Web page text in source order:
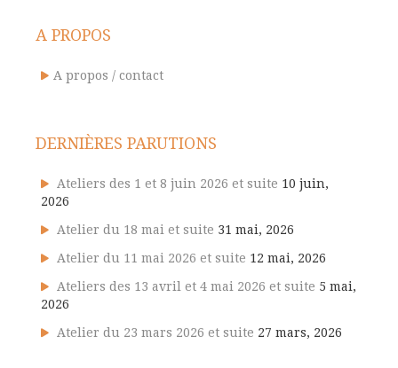
A PROPOS
A propos / contact
DERNIÈRES PARUTIONS
Ateliers des 1 et 8 juin 2026 et suite 10 juin,
2026
Atelier du 18 mai et suite 31 mai, 2026
Atelier du 11 mai 2026 et suite 12 mai, 2026
Ateliers des 13 avril et 4 mai 2026 et suite 5 mai,
2026
Atelier du 23 mars 2026 et suite 27 mars, 2026